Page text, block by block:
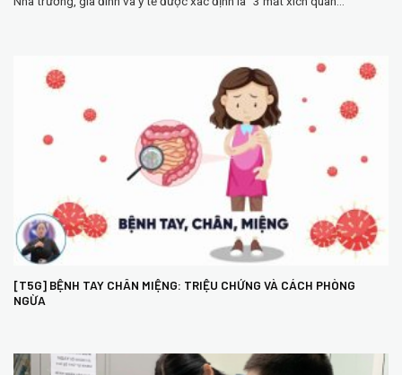
[T5G] BỆNH TAY CHÂN MIỆNG: TRIỆU CHỨNG VÀ CÁCH PHÒNG
NGỪA